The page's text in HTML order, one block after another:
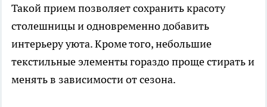
Такой прием позволяет сохранить красоту
столешницы и одновременно добавить
интерьеру уюта. Кроме того, небольшие
текстильные элементы гораздо проще стирать и
менять в зависимости от сезона.